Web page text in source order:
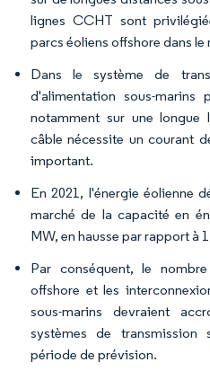
lignes CCHT sont
parcs éoliens offshore dans le
Dans le système de
d'alimentation sous-marins
notamment sur une
câble nécessite un courant
important.
En 2021, l'énergie éolienne
marché de la capacité en
MW, en hausse par rapport à
Par conséquent, le
offshore et les
sous-marins devraient
systèmes de transmission
période de prévision.